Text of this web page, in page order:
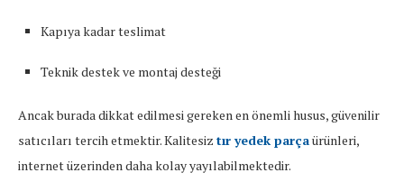
Kapıya kadar teslimat
Teknik destek ve montaj desteği
Ancak burada dikkat edilmesi gereken en önemli husus, güvenilir
satıcıları tercih etmektir. Kalitesiz tır yedek parçaürünleri,
internet üzerinden daha kolay yayılabilmektedir.